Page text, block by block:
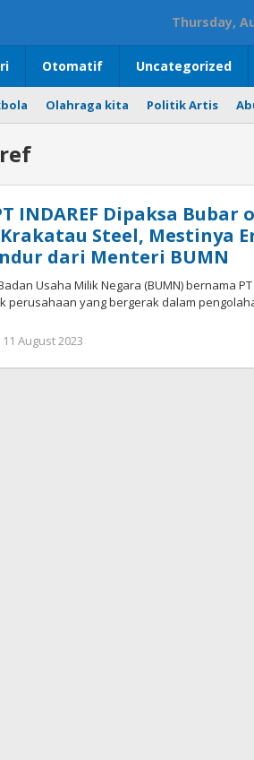
Thursday,
Otomatif Uncategorized
Olahraga kita Politik Artis
INDAREF Dipaksa Bubar
Steel, Mestinya
dari Menteri BUMN
Usaha Milik Negara (BUMN) bernama
perusahaan yang bergerak dalam
August 2023